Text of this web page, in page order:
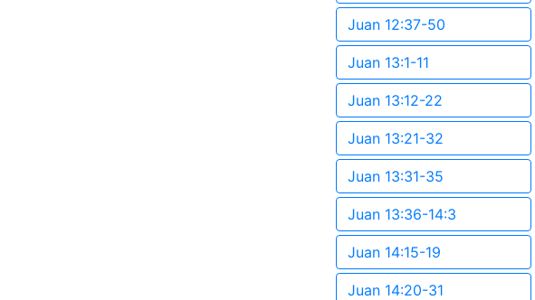
Juan 12:37-50
Juan 13:1-11
Juan 13:12-22
Juan 13:21-32
Juan 13:31-35
Juan 13:36-14:3
Juan 14:15-19
Juan 14:20-31